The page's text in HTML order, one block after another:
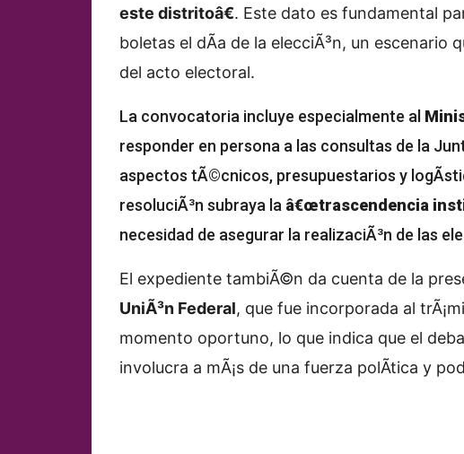
este distritoâ€. Este dato es fundamental
boletas el dÃ­a de la elecciÃ³n, un escenario
del acto electoral.
La convocatoria incluye especialmente al
responder en persona a las consultas de la
aspectos tÃ©cnicos, presupuestarios y
resoluciÃ³n subraya la â€œtrascendencia
necesidad de asegurar la realizaciÃ³n de las
El expediente tambiÃ©n da cuenta de la
UniÃ³n Federal, que fue incorporada al
momento oportuno, lo que indica que el
involucra a mÃ¡s de una fuerza polÃ­tica y